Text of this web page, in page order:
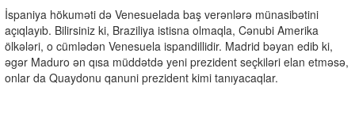
İspaniya hökuməti də Venesuelada baş verənlərə münasibətini
açıqlayıb. Bilirsiniz ki, Braziliya istisna olmaqla, Cənubi Amerika
ölkələri, o cümlədən Venesuela ispandillidir. Madrid bəyan edib ki,
əgər Maduro ən qısa müddətdə yeni prezident seçkiləri elan etməsə,
onlar da Quaydonu qanuni prezident kimi tanıyacaqlar.